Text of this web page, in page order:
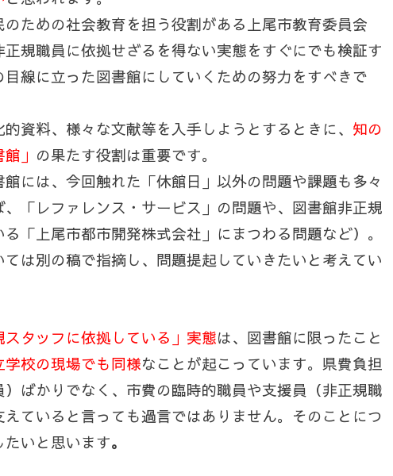
ための社会教育を担う役割がある上尾市教育委員会
規職員に依拠せざるを得ない実態をすぐにでも検証す
線に立った図書館にしていくための努力をすべきで
資料、様々な文献等を入手しようとするときに、 知の
」 の果たす役割は重要です。
には、今回触れた「休館日」以外の問題や課題も多々
「レファレンス・サービス」の問題や、図書館非正規
「上尾市都市開発株式会社」にまつわる問題など）。
は別の稿で指摘し、問題提起していきたいと考えてい
スタッフに依拠している」実態は、図書館に限ったこと
学校の現場でも同様なことが起こっています。県費負担
ばかりでなく、市費の臨時的職員や支援員（非正規職
ていると言っても過言ではありません。そのことにつ
いと思います。